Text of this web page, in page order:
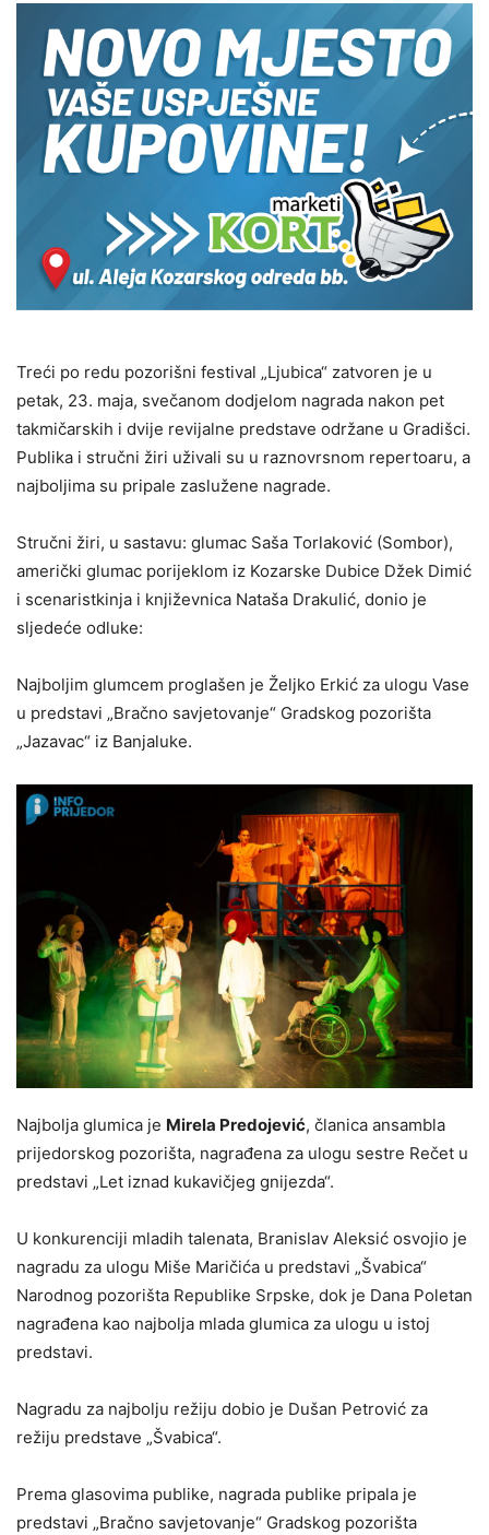
Treći po redu pozorišni festival „Ljubica“ zatvoren je u
petak, 23. maja, svečanom dodjelom nagrada nakon pet
takmičarskih i dvije revijalne predstave održane u Gradišci.
Publika i stručni žiri uživali su u raznovrsnom repertoaru, a
najboljima su pripale zaslužene nagrade.
Stručni žiri, u sastavu: glumac Saša Torlaković (Sombor),
američki glumac porijeklom iz Kozarske Dubice Džek Dimić
i scenaristkinja i književnica Nataša Drakulić, donio je
sljedeće odluke:
Najboljim glumcem proglašen je Željko Erkić za ulogu Vase
u predstavi „Bračno savjetovanje“ Gradskog pozorišta
„Jazavac“ iz Banjaluke.
Najbolja glumica je Mirela Predojević, članica ansambla
prijedorskog pozorišta, nagrađena za ulogu sestre Rečet u
predstavi „Let iznad kukavičjeg gnijezda“.
U konkurenciji mladih talenata, Branislav Aleksić osvojio je
nagradu za ulogu Miše Maričića u predstavi „Švabica“
Narodnog pozorišta Republike Srpske, dok je Dana Poletan
nagrađena kao najbolja mlada glumica za ulogu u istoj
predstavi.
Nagradu za najbolju režiju dobio je Dušan Petrović za
režiju predstave „Švabica“.
Prema glasovima publike, nagrada publike pripala je
predstavi „Bračno savjetovanje“ Gradskog pozorišta